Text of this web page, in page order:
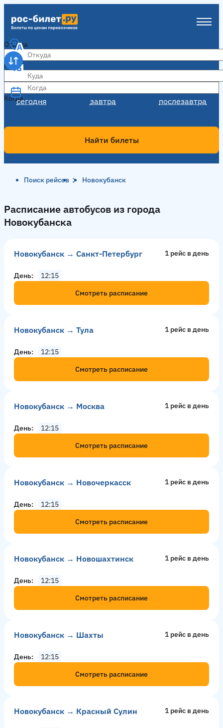
Откуда
Куда
Когда
сегодня завтра послезавтра
Когда
Найти билеты
Поиск рейсов Новокубанск
Расписание автобусов из города
Новокубанска
Новокубанск → Санкт-Петербург 1 рейс в день
День
12:15
Смотреть расписание
Новокубанск → Тула 1 рейс в день
День
12:15
Смотреть расписание
Новокубанск → Москва 1 рейс в день
День
12:15
Смотреть расписание
Новокубанск → Новочеркасск 1 рейс в день
День
12:15
Смотреть расписание
Новокубанск → Новошахтинск 1 рейс в день
День
12:15
Смотреть расписание
Новокубанск → Шахты 1 рейс в день
День
12:15
Смотреть расписание
Новокубанск → Красный Сулин 1 рейс в день